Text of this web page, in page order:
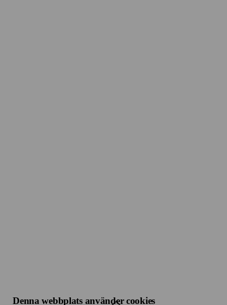
Denna webbplats använder cookies